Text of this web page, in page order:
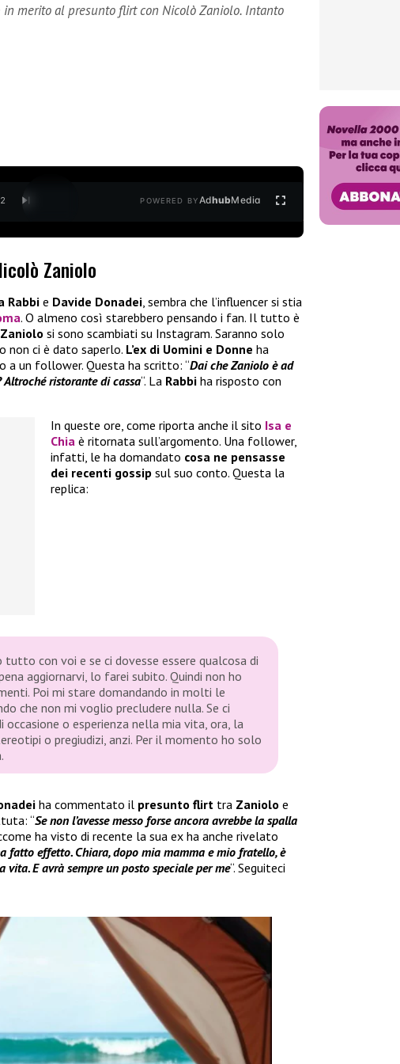
merito al presunto flirt con Nicolò Zaniolo. Intanto
2 POWERED BYAdhubMedia
Zaniolo
Rabbi e Davide Donadei, sembra che l’influencer si stia
. O almeno così starebbero pensando i fan. Il tutto è
si sono scambiati su Instagram. Saranno solo
non ci è dato saperlo. L’ex di Uomini e Donne ha
a un follower. Questa ha scritto: “Dai che Zaniolo è ad
ristorante di cassa“. La Rabbi ha risposto con
In queste ore, come riporta anche il sito Isa e
Chia è ritornata sull’argomento. Una follower,
infatti, le ha domandato cosa ne pensasse
dei recenti gossip sul suo conto. Questa la
replica:
tutto con voi e se ci dovesse essere qualcosa di
aggiornarvi, lo farei subito. Quindi non ho
Poi mi stare domandando in molti le
che non mi voglio precludere nulla. Se ci
occasione o esperienza nella mia vita, ora, la
o pregiudizi, anzi. Per il momento ho solo
ha commentato il presunto flirt tra Zaniolo e
“Se non l’avesse messo forse ancora avrebbe la spalla
ha visto di recente la sua ex ha anche rivelato
fatto effetto. Chiara, dopo mia mamma e mio fratello, è
E avrà sempre un posto speciale per me“. Seguiteci